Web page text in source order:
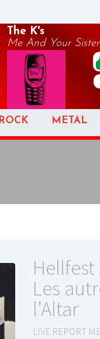
The K's
Me And Your Sister
ROCK METAL
Les
l’Altar
LIVE REPORT